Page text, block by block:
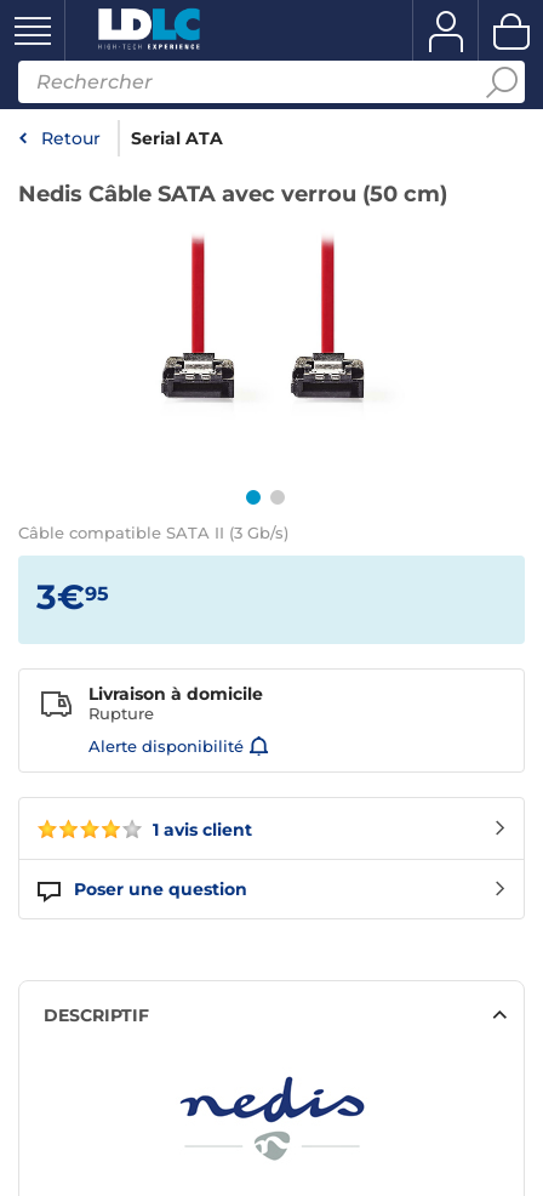
Retour Serial ATA
Nedis Câble SATA avec verrou (50 cm)
Câble compatible SATA II (3 Gb/s)
1 avis client
Poser une question
3€95
Livraison à domicile
Rupture
Alerte disponibilité
DESCRIPTIF